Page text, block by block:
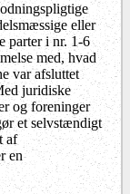
eller
parter i nr. 1-6
med, hvad
var afsluttet
juridiske
og foreninger
et selvstændigt
af
en